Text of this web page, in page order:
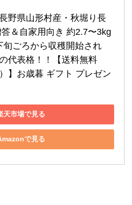
野県山形村産・秋堀り長
＆自家用向き 約2.7〜3kg
旬ごろから収穫開始され
代表格！！【送料無料
】お歳暮 ギフト プレゼン
天市場で見る
で見る